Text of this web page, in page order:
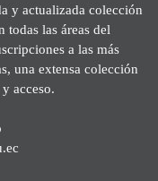
y actualizada colección
todas las áreas del
a las más
una extensa colección
acceso.